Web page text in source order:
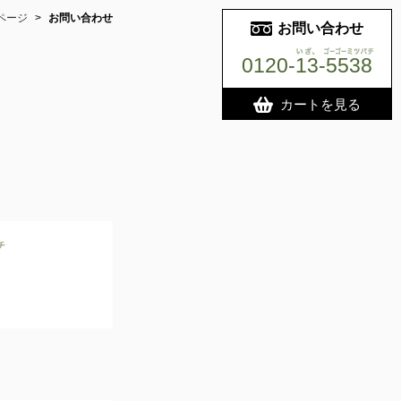
お問い合わせ
0120-13-5538
いざ、ゴーゴー
カートを見る
ージ > お問い合わせ
ゴーミツバチ